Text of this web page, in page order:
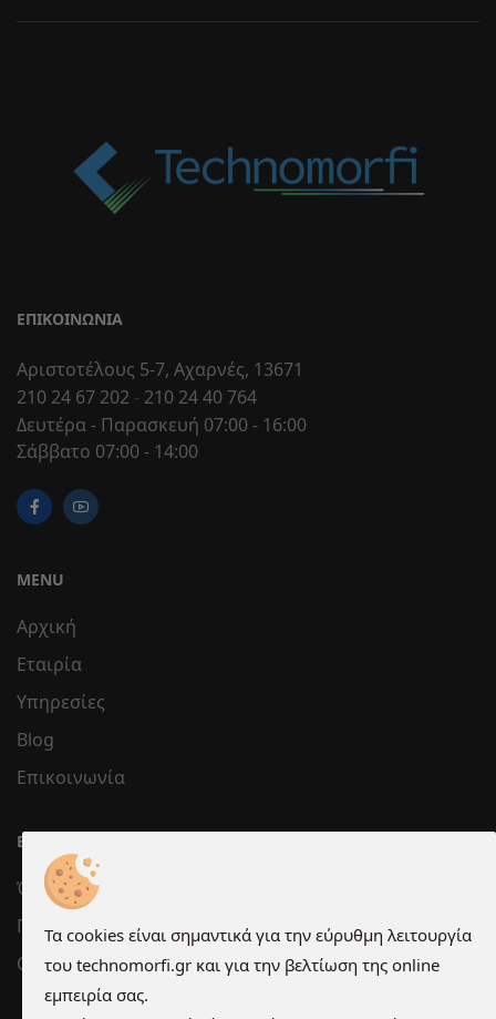
ΕΠΙΚΟΙΝΩΝΊΑ
Αριστοτέλους 5-7, Αχαρνές, 13671
210 24 67 202 - 210 24 40 764
Δευτέρα - Παρασκευή 07:00 - 16:00
Σάββατο 07:00 - 14:00
MENU
Αρχική
Εταιρία
Υπηρεσίες
Blog
Επικοινωνία
ΕΞΥΠΗΡΈΤΗΣΗ
Όροι χρήσης
Προστασία Προσωπικών Δεδομένων
Cookies
Τα cookies είναι σημαντικά για την εύρυθμη λειτουργία
του technomorfi.gr και για την βελτίωση της online
εμπειρία σας.